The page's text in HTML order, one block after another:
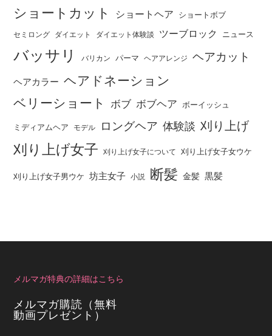
ショートカット ショートヘア ショートボブ
セミロング ダイエット ダイエット体験談 ツーブロック ニュース
バッサリ バリカン パーマ ヘアアレンジ ヘアカット
ヘアカラー ヘアドネーション
ベリーショート
ボブ ボブヘア ボーイッシュ
ミディアムヘア モデル ロングヘア 体験談 刈り上げ
刈り上げ女子 刈り上げ女子について 刈り上げ女子女ウケ
刈り上げ女子男ウケ 坊主女子 小説 断髪 金髪 黒髪
メルマガ特典の詳細はこちら
メルマガ購読（無料
動画プレゼント）